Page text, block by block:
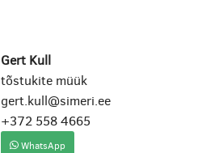
Gert Kull
tõstukite müük
gert.kull@simeri.ee
+372 558 4665
WhatsApp